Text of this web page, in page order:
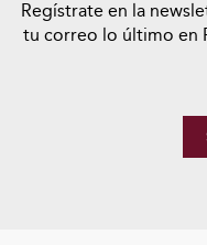
Regístrate en la
tu correo lo último en